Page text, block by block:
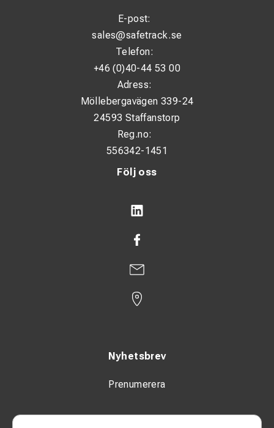
Följ oss
Nyhetsbrev
Prenumerera
E-post:
sales@safetrack.se
Telefon:
+46 (0)40-44 53 00
Adress:
Möllebergavägen 339-24
24593 Staffanstorp
Reg.no:
556342-1451